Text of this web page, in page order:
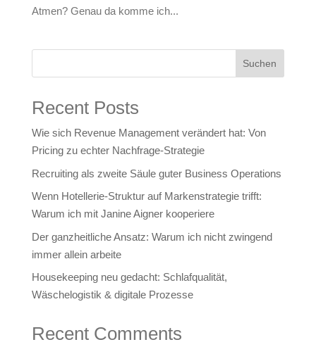
Atmen? Genau da komme ich...
Suchen
Recent Posts
Wie sich Revenue Management verändert hat: Von
Pricing zu echter Nachfrage‑Strategie
Recruiting als zweite Säule guter Business Operations
Wenn Hotellerie‑Struktur auf Markenstrategie trifft:
Warum ich mit Janine Aigner kooperiere
Der ganzheitliche Ansatz: Warum ich nicht zwingend
immer allein arbeite
Housekeeping neu gedacht: Schlafqualität,
Wäschelogistik & digitale Prozesse
Recent Comments